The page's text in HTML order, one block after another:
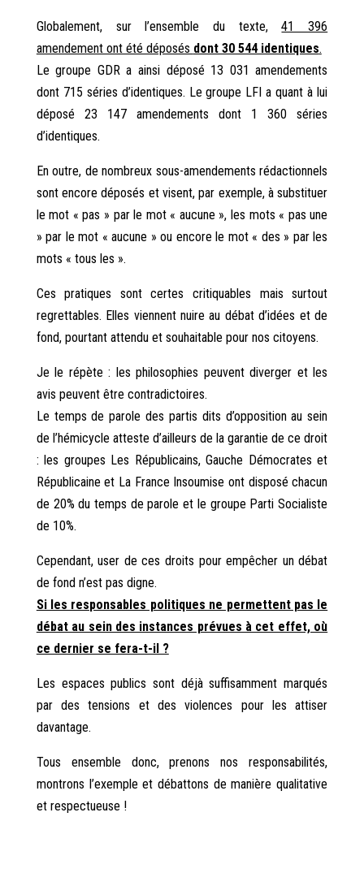
Globalement, sur l’ensemble du texte,41 396
amendement ont été déposés dont 30 544 identiques.
Le groupe GDR a ainsi déposé 13 031 amendements
dont 715 séries d’identiques. Le groupe LFI a quant à lui
déposé 23 147 amendements dont 1 360 séries
d’identiques.
En outre, de nombreux sous-amendements rédactionnels
sont encore déposés et visent, par exemple, à substituer
le mot « pas » par le mot « aucune », les mots « pas une
» par le mot « aucune » ou encore le mot « des » par les
mots « tous les ».
Ces pratiques sont certes critiquables mais surtout
regrettables. Elles viennent nuire au débat d’idées et de
fond, pourtant attendu et souhaitable pour nos citoyens.
Je le répète : les philosophies peuvent diverger et les
avis peuvent être contradictoires.
Le temps de parole des partis dits d’opposition au sein
de l’hémicycle atteste d’ailleurs de la garantie de ce droit
: les groupes Les Républicains, Gauche Démocrates et
Républicaine et La France Insoumise ont disposé chacun
de 20% du temps de parole et le groupe Parti Socialiste
de 10%.
Cependant, user de ces droits pour empêcher un débat
de fond n’est pas digne.
Si les responsables politiques ne permettent pas le
débat au sein des instances prévues à cet effet, où
ce dernier se fera-t-il ?
Les espaces publics sont déjà suffisamment marqués
par des tensions et des violences pour les attiser
davantage.
Tous ensemble donc, prenons nos responsabilités,
montrons l’exemple et débattons de manière qualitative
et respectueuse !